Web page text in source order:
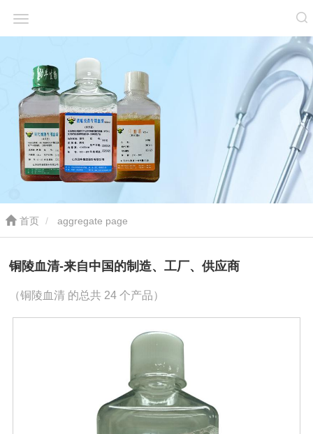
首页 aggregate page
铜陵血清-来自中国的制造、工厂、供应商
（铜陵血清 的总共 24 个产品）